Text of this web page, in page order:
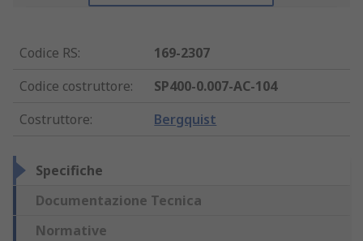
Codice RS:
169-2307
Codice costruttore:
SP400-0.007-AC-104
Costruttore: Bergquist
Specifiche
Documentazione Tecnica
Normative